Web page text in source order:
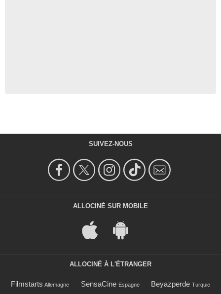
SUIVEZ-NOUS
ALLOCINÉ SUR MOBILE
ALLOCINÉ À L'ÉTRANGER
Filmstarts Allemagne SensaCine Espagne Beyazperde Turquie